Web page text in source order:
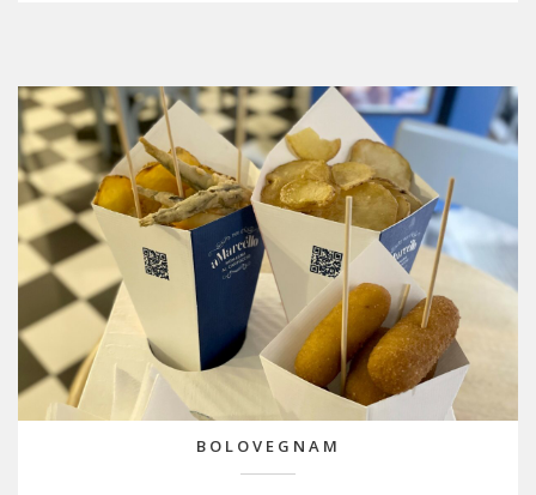
BOLOVEGNAM